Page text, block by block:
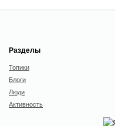
Разделы
Топики
Блоги
Люди
Активность